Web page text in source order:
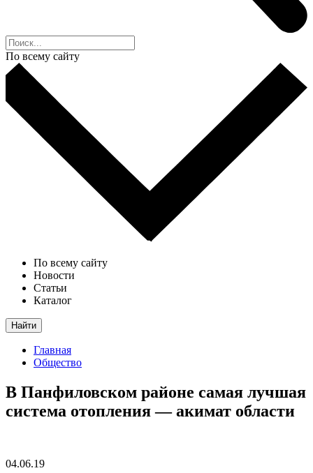
По всему сайту
По всему сайту
Новости
Статьи
Каталог
Найти
Главная
Общество
В Панфиловском районе самая лучшая
система отопления — акимат области
04.06.19